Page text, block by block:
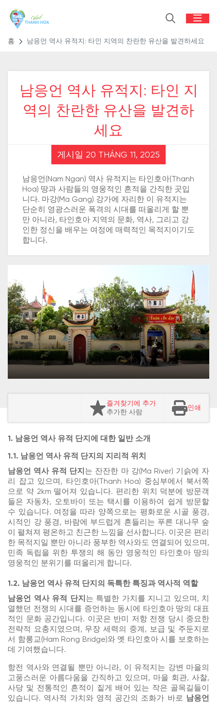
홈 남응언 역사 유적지: 타인 지역의 찬란한 유산을 발견하세요
남응언 역사 유적지: 타인 지
역의 찬란한 유산을 발견하
세요
게시일 20 THÁNG 11, 2025
남응언(Nam Ngan) 역사 유적지는 타인호아(Thanh
Hoa) 땅과 사람들의 영웅적인 흔적을 간직한 곳입
니다. 마강(Ma Gang) 강가에 자리한 이 유적지는
단순히 영광스러운 폭격의 시대를 떠올리게 할 뿐
만 아니라, 타인호아 지역의 문화, 역사, 그리고 강
인한 정신을 배우는 여정에 매력적인 목적지이기도
합니다.
즐겨찾기에 추가
추가한 사람
인쇄
1. 남응언 역사 유적 단지에 대한 일반 소개
1.1. 남응언 역사 유적 단지의 지리적 위치
남응언 역사 유적 단지 는 잔잔한 마 강(Ma River) 기슭에 자
리 잡고 있으며, 타인호아(Thanh Hoa) 중심부에서 북서쪽
으로 약 2km 떨어져 있습니다. 편리한 위치 덕분에 방문객
들은 자동차, 오토바이 또는 택시를 이용하여 쉽게 방문할
수 있습니다. 여정을 따라 양쪽으로는 평화로운 시골 풍경,
시적인 강 풍경, 바람에 부드럽게 흔들리는 푸른 대나무 숲
이 펼쳐져 평온하고 친근한 느낌을 선사합니다. 이곳은 편리
한 목적지일 뿐만 아니라 풍부한 역사와도 연결되어 있으며,
민족 독립을 위한 투쟁의 해 동안 영웅적인 타인호아 땅의
영웅적인 분위기를 떠올리게 합니다.
1.2. 남응언 역사 유적 단지의 독특한 특징과 역사적 역할
남응언 역사 유적 단지 는 특별한 가치를 지니고 있으며, 치
열했던 전쟁의 시대를 증언하는 동시에 타인호아 땅의 대표
적인 문화 공간입니다. 이곳은 반미 저항 전쟁 당시 중요한
전략적 요충지였으며, 무장 세력의 중계, 보급 및 주둔지로
서 함롱교(Ham Rong Bridge)와 옛 타인호아 시를 보호하는
데 기여했습니다.
항전 역사와 연결될 뿐만 아니라, 이 유적지는 강변 마을의
고풍스러운 아름다움을 간직하고 있으며, 마을 회관, 사찰,
사당 및 전통적인 흔적이 짙게 배어 있는 작은 골목길들이
있습니다. 역사적 가치와 영적 공간의 조화가 바로 남응언